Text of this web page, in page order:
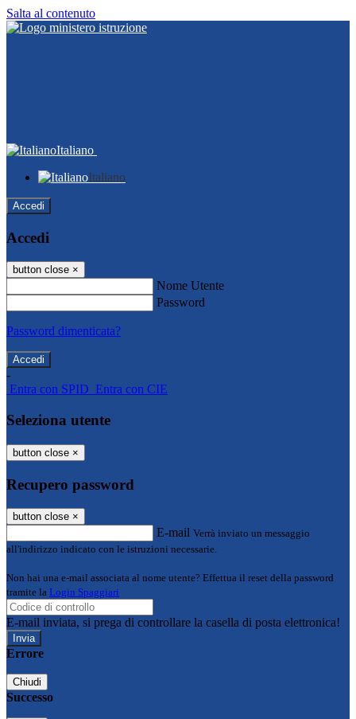
Salta al contenuto
Italiano
Italiano
Accedi
Accedi
button close ×
Nome Utente
Password
Password dimenticata?
-
Entra con SPID Entra con CIE
Seleziona utente
button close ×
Recupero password
button close ×
E-mail Verrà inviato un messaggio
all'indirizzo indicato con le istruzioni necessarie.
Non hai una e-mail associata al nome utente? Effettua il reset della password
tramite la Login Spaggiari
E-mail inviata, si prega di controllare la casella di posta elettronica!
Errore
Chiudi
Successo